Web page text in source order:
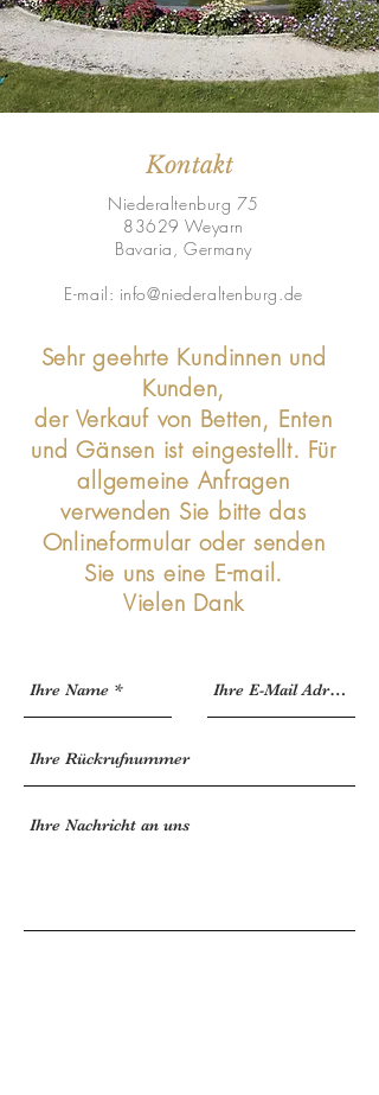
Kontakt
Niederaltenburg 75
83629 Weyarn
Bavaria, Germany
E-mail: info@niederaltenburg.de
Sehr geehrte Kundinnen und
Kunden,
der Verkauf von Betten, Enten
und Gänsen ist eingestellt. Für
allgemeine Anfragen
verwenden Sie bitte das
Onlineformular oder senden
Sie uns eine E-mail.
Vielen Dank